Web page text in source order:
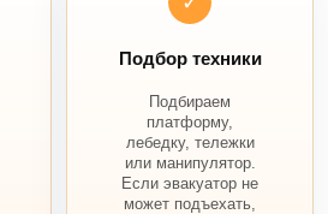
Подбор техники
Подбираем
платформу,
лебедку, тележки
или манипулятор.
Если эвакуатор не
может подъехать,